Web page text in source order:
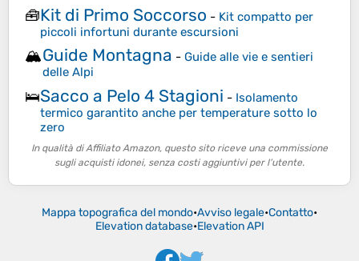
🧰Kit di Primo Soccorso - Kit compatto per
piccoli infortuni durante escursioni
🏔️Guide Montagna - Guide alle vie e sentieri
delle Alpi
🛌Sacco a Pelo 4 Stagioni - Isolamento
termico garantito anche per temperature sotto lo
zero
In qualità di Affiliato Amazon, questo sito riceve una commissione
sugli acquisti idonei, senza costi aggiuntivi per l’utente.
Mappa topografica del mondo•Avviso legale•Contatto•
Elevation database•Elevation API